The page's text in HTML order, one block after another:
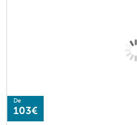
De
103€